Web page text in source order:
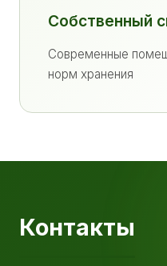
Собственный
Современные
норм хранения
Контакты